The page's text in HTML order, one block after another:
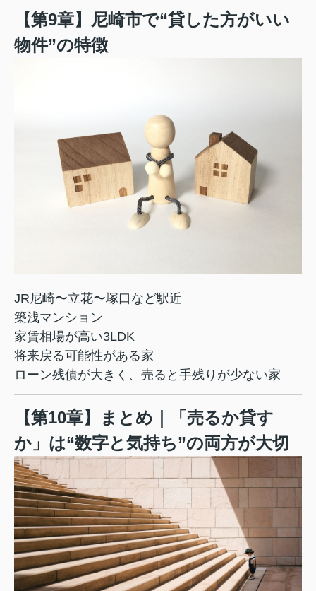
【第9章】尼崎市で“貸した方がいい
物件”の特徴
JR尼崎〜立花〜塚口など駅近
築浅マンション
家賃相場が高い3LDK
将来戻る可能性がある家
ローン残債が大きく、売ると手残りが少ない家
【第10章】まとめ｜「売るか貸す
か」は“数字と気持ち”の両方が大切